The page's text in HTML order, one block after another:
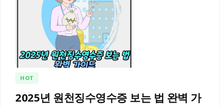
HOT
2025년 원천징수영수증 보는 법 완벽 가